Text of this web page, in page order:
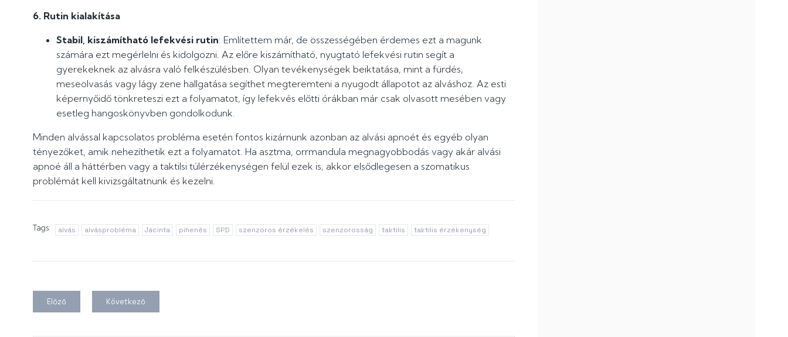
6. Rutin kialakítása
Stabil, kiszámítható lefekvési rutin: Említettem már, de összességében érdemes ezt a magunk
számára ezt megérlelni és kidolgozni. Az előre kiszámítható, nyugtató lefekvési rutin segít a
gyerekeknek az alvásra való felkészülésben. Olyan tevékenységek beiktatása, mint a fürdés,
meseolvasás vagy lágy zene hallgatása segíthet megteremteni a nyugodt állapotot az alváshoz. Az esti
képernyőidő tönkreteszi ezt a folyamatot, így lefekvés előtti órákban már csak olvasott mesében vagy
esetleg hangoskönyvben gondolkodunk.
Minden alvással kapcsolatos probléma esetén fontos kizárnunk azonban az alvási apnoét és egyéb olyan
tényezőket, amik nehezíthetik ezt a folyamatot. Ha asztma, orrmandula megnagyobbodás vagy akár alvási
apnoé áll a háttérben vagy a taktilsi túlérzékenységen felül ezek is, akkor elsődlegesen a szomatikus
problémát kell kivizsgáltatnunk és kezelni.
Tags: alvás alvásprobléma Jácinta pihenés SPD szenzoros érzékelés szenzorosság taktilis taktilis érzékenység
Előző Következő